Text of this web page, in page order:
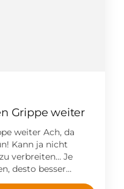
Grippe weiter
weiter Ach, da
Kann ja nicht
verbreiten… Je
desto besser…